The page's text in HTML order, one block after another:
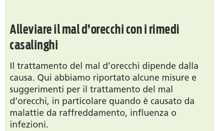
Alleviare il mal d’orecchi con i rimedi
casalinghi
Il trattamento del mal d’orecchi dipende dalla
causa. Qui abbiamo riportato alcune misure e
suggerimenti per il trattamento del mal
d’orecchi, in particolare quando è causato da
malattie da raffreddamento, influenza o
infezioni.